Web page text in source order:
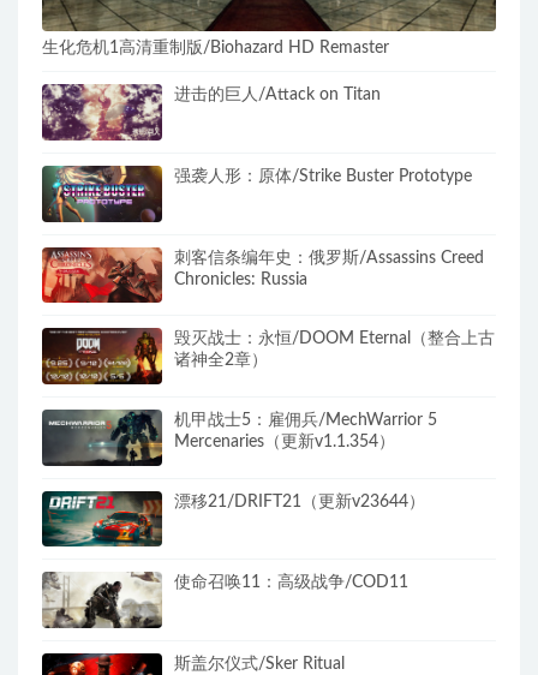
生化危机1高清重制版/Biohazard HD Remaster
进击的巨人/Attack on Titan
强袭人形：原体/Strike Buster Prototype
刺客信条编年史：俄罗斯/Assassins Creed
Chronicles: Russia
毁灭战士：永恒/DOOM Eternal（整合上古
诸神全2章）
机甲战士5：雇佣兵/MechWarrior 5
Mercenaries（更新v1.1.354）
漂移21/DRIFT21（更新v23644）
使命召唤11：高级战争/COD11
斯盖尔仪式/Sker Ritual